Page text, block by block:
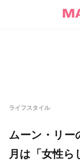
ライフスタイル
ムーン・リー
月は「女性ら